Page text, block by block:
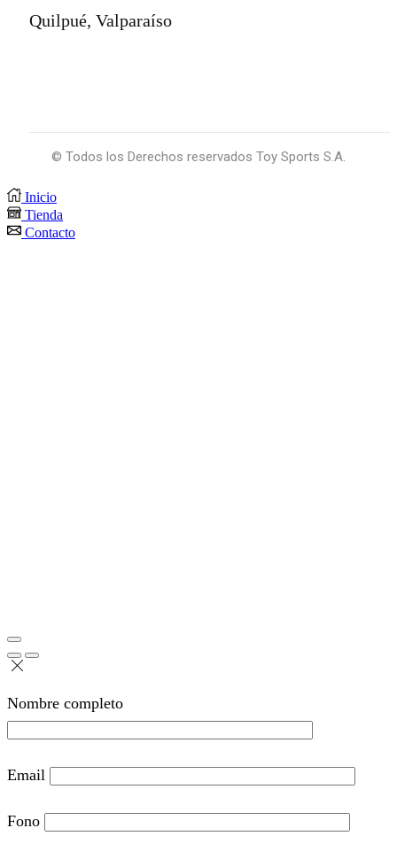
Quilpué, Valparaíso
© Todos los Derechos reservados Toy Sports S.A.
Inicio
Tienda
Contacto
Nombre completo
Email
Fono